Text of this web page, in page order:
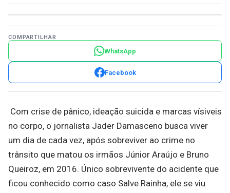
COMPARTILHAR
WhatsApp
Facebook
Com crise de pânico, ideação suicida e marcas vísiveis
no corpo, o jornalista Jader Damasceno busca viver
um dia de cada vez, após sobreviver ao crime no
trânsito que matou os irmãos Júnior Araújo e Bruno
Queiroz, em 2016. Único sobrevivente do acidente que
ficou conhecido como caso Salve Rainha, ele se viu